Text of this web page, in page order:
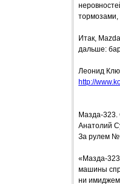
тормозами,
Итак,
дальше:
Леонид
http://
Мазда-323.
Анатолий
За рулем
«Мазда-
машины
ни имиджем